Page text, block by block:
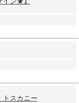
トスカニー